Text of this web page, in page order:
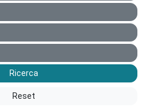
Ricerca
Reset